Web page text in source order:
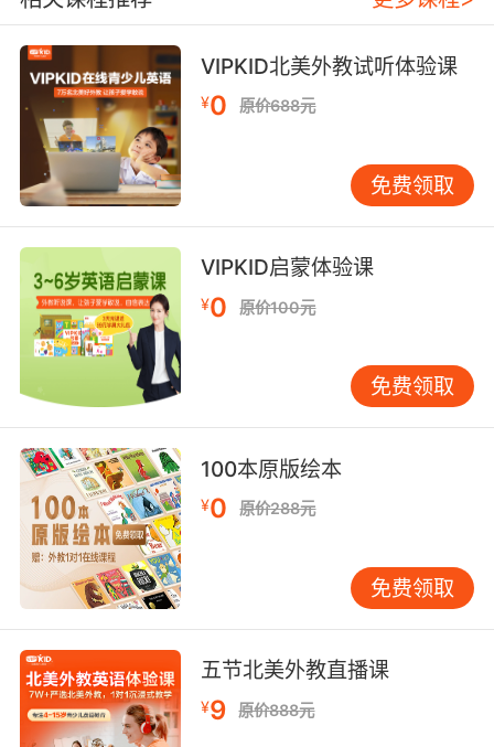
内容简介
The bestselling picture book We're Going on a
Bear Hunt is nowavailable as a board book.
Sure to win new fans among the
veryyoungest readers, this tale of a brave
family's joyous romp throughsweeping
landscapes is the perfect addition to this
classic boardbook series. Full color.
今天天气真好，爸爸领着他的四个孩子去猎熊
了。
他们不害怕，他们要抓一头大熊。
他们穿过草地，趟过又宽又冷的河流，走过沼泽
和森林，穿越暴风雪——他们终于找到了一个黑
漆漆的山洞。
咚咚咚！是谁呢？一个又湿又亮得鼻头，两个大
耳朵，一双闪闪发亮的大眼睛……哇！是熊！！！
VIPKID北美外教试听体验课
¥0 原价688元
免费领取
VIPKID启蒙体验课
¥0 原价100元
免费领取
100本原版绘本
¥0 原价288元
免费领取
五节北美外教直播课
¥9 原价888元